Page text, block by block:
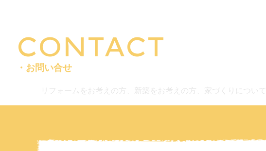
CONTACT
・お問い合せ
リフォームをお考えの方、新築をお考えの方、家づくりについ